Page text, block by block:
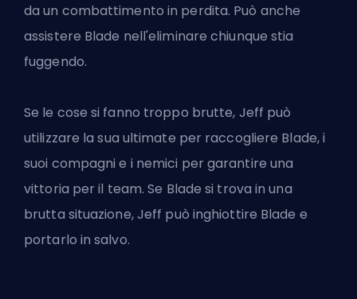
da un combattimento in perdita. Può anche
assistere Blade nell'eliminare chiunque stia
fuggendo.
Se le cose si fanno troppo brutte, Jeff può
utilizzare la sua ultimate per raccogliere Blade, i
suoi compagni e i nemici per garantire una
vittoria per il team. Se Blade si trova in una
brutta situazione, Jeff può inghiottire Blade e
portarlo in salvo.